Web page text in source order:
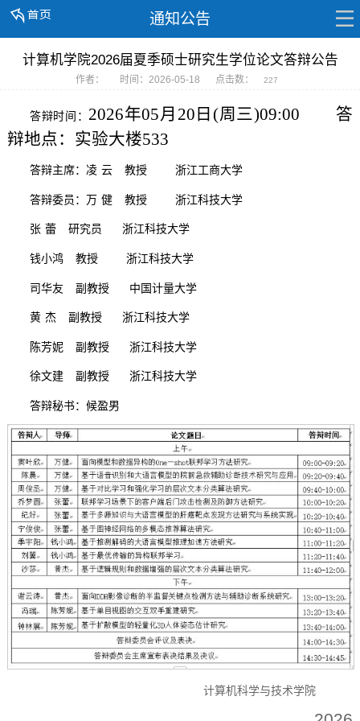
通知公告
计算机学院2026届夏季硕士研究生学位论文答辩公告
作者： 时间：2026-05-18 点击数： 227
答辩时间： 2026年05月20日(周三)09:00 答
辩地点：实验大楼533
答辩主席：凌 云 教授 浙江工商大学
答辩委员：万 健 教授 浙江科技大学
张 蕾 研究员 浙江科技大学
钱小鸿 教授 浙江科技大学
司华友 副教授 中国计量大学
黄 杰 副教授 浙江科技大学
陈芳妮 副教授 浙江科技大学
徐文建 副教授 浙江科技大学
答辩秘书：候盈男
计算机科学与技术学院